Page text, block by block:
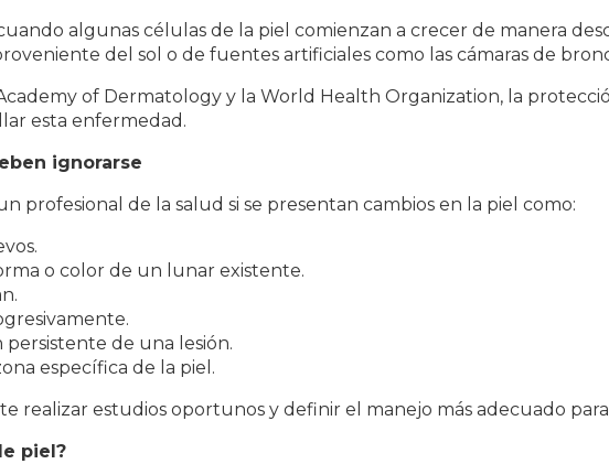
algunas células de la piel comienzan a crecer de manera
del sol o de fuentes artificiales como las cámaras de
of Dermatology y la World Health Organization, la
esta enfermedad.
ignorarse
profesional de la salud si se presentan cambios en la piel como:
o color de un lunar existente.
persistente de una lesión.
específica de la piel.
realizar estudios oportunos y definir el manejo más adecuado
piel?